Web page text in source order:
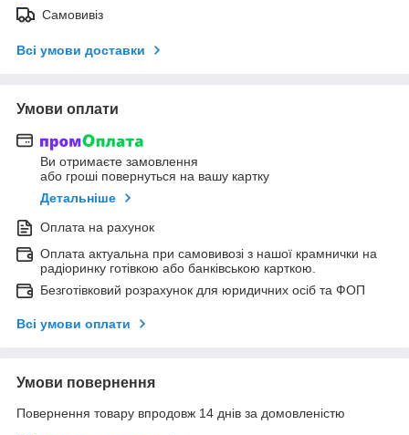
Самовивіз
Всі умови доставки
Умови оплати
Ви отримаєте замовлення
або гроші повернуться на вашу картку
Детальніше
Оплата на рахунок
Оплата актуальна при самовивозі з нашої крамнички на
радіоринку готівкою або банківською карткою.
Безготівковий розрахунок для юридичних осіб та ФОП
Всі умови оплати
Умови повернення
Повернення товару впродовж 14 днів за домовленістю